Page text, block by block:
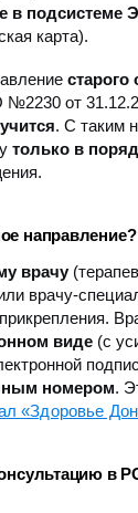
в
карта).
старого
№2230 от
. С таким
только в
направление?
врачу
врачу-
виде (с
номером.
«Здоровье
в